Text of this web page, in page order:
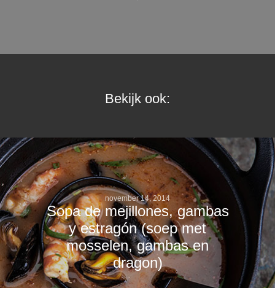
Bekijk ook:
november 14, 2014
Sopa de mejillones, gambas
y estragón (soep met
mosselen, gambas en
dragon)